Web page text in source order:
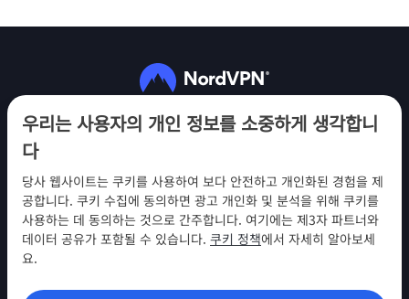
우리는 사용자의 개인 정보를 소중하게 생각합니
다
당사 웹사이트는 쿠키를 사용하여 보다 안전하고 개인화된 경험을 제
공합니다. 쿠키 수집에 동의하면 광고 개인화 및 분석을 위해 쿠키를
사용하는 데 동의하는 것으로 간주합니다. 여기에는 제3자 파트너와
데이터 공유가 포함될 수 있습니다. 쿠키 정책에서 자세히 알아보세
요.
NordVPN
참여
지원